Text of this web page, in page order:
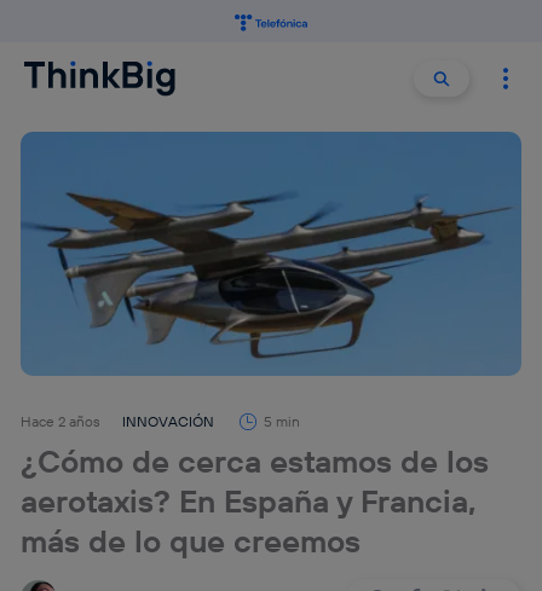
Buscar
Hace 2 años INNOVACIÓN 5 min
¿Cómo de cerca estamos de los
aerotaxis? En España y Francia,
más de lo que creemos